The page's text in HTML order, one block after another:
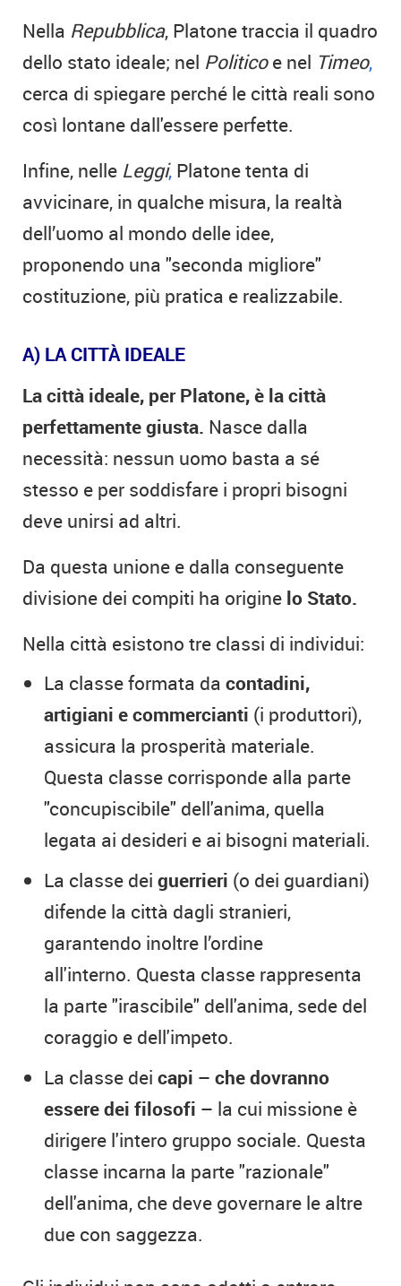
Nella Repubblica, Platone traccia il quadro
dello stato ideale; nel Politicoe nel Timeo,
cerca di spiegare perché le città reali sono
così lontane dall'essere perfette.
Infine, nelle Leggi, Platone tenta di
avvicinare, in qualche misura, la realtà
dell’uomo al mondo delle idee,
proponendo una "seconda migliore"
costituzione, più pratica e realizzabile.
A) LA CITTÀ IDEALE
La città ideale, per Platone, è la città
perfettamente giusta. Nasce dalla
necessità: nessun uomo basta a sé
stesso e per soddisfare i propri bisogni
deve unirsi ad altri.
Da questa unione e dalla conseguente
divisione dei compiti ha origine lo Stato.
Nella città esistono tre classi di individui:
La classe formata da contadini,
artigiani e commercianti (i produttori),
assicura la prosperità materiale.
Questa classe corrisponde alla parte
"concupiscibile" dell'anima, quella
legata ai desideri e ai bisogni materiali.
La classe dei guerrieri (o dei guardiani)
difende la città dagli stranieri,
garantendo inoltre l’ordine
all'interno. Questa classe rappresenta
la parte "irascibile" dell'anima, sede del
coraggio e dell'impeto.
La classe dei capi – che dovranno
essere dei filosofi – la cui missione è
dirigere l'intero gruppo sociale. Questa
classe incarna la parte "razionale"
dell'anima, che deve governare le altre
due con saggezza.